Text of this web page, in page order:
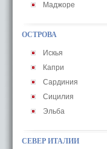
Маджоре
ОСТРОВА
Искья
Капри
Сардиния
Сицилия
Эльба
СЕВЕР ИТАЛИИ